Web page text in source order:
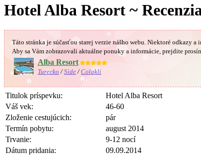
Hotel Alba Resort ~
Táto stránka je súčasťou starej verzie nášho webu. Niektoré odkazy
Aby sa Vám zobrazovali aktuálne ponuky a informácie, prejdite
Alba Resort★★★★★
Turecko /Side/Colakli
Titulok príspevku:
Hotel Alba Resort
Váš vek:
46-60
Zloženie cestujúcich:
pár
Termín pobytu:
august 2014
Trvanie:
9-12 nocí
Dátum pridania:
09.09.2014